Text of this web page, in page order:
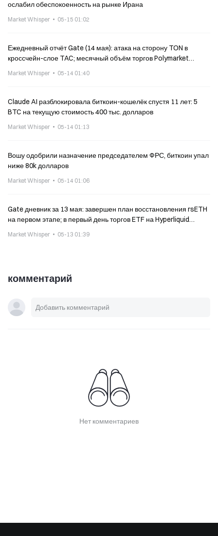
ослабил обеспокоенность на рынке Ирана
Market Whisper 05-15 01:02
Ежедневный отчёт Gate (14 мая): атака на сторону TON в
кроссчейн-слое TAC; месячный объём торгов Polymarket
Market Whisper 05-14 01:40
Claude AI разблокировала биткоин-кошелёк спустя 11 лет: 5
BTC на текущую стоимость 400 тыс. долларов
Market Whisper 05-14 01:13
Вошу одобрили назначение председателем ФРС, биткоин упал
ниже 80k долларов
Market Whisper 05-14 01:06
Gate дневник за 13 мая: завершен план восстановления rsETH
на первом этапе; в первый день торгов ETF на Hyperliquid
Market Whisper 05-13 01:39
комментарий
Нет комментариев